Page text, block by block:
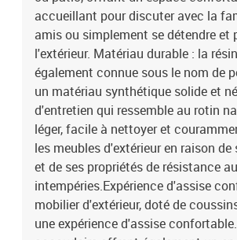
central :Couleur : beigeMatériau : résine
poudreDimensions : 55 x 62 x 69 cm (l x P x
55 x 55 cm (l x P)Hauteur du siège à partir du
:Couleur : beigeMatériau : résine tressée,
verre trempéDimensions : 55 x 55 x 37 cm (l
:Couleur : blanc crèmeMatériau de la
polyester)Matériau de remplissage du
mousseMatériau de remplissage du coussin
cotonDimensions du coussin de siège : 55 x
é)Dimensions du coussin de dossier : 55 x 45
livraison contient :2 x siège d'angle avec large
canapé d'angle6 x siège central1 x table10 x
coussin d'assise avec housse amovible et
accueillant pour discuter avec la
amis ou simplement se détendre et
l'extérieur. Matériau durable : la
également connue sous le nom de
un matériau synthétique solide et
d'entretien qui ressemble au rotin
léger, facile à nettoyer et
les meubles d'extérieur en raison
et de ses propriétés de résistance
intempéries.Expérience d'assise
mobilier d'extérieur, doté de
une expérience d'assise